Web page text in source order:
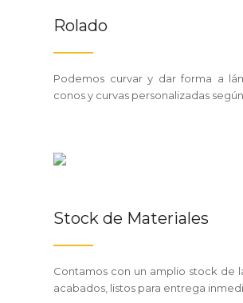
Rolado
Podemos curvar y dar forma a
conos y curvas personalizadas
Stock de Materiales
Contamos con un amplio stock de
acabados, listos para entrega